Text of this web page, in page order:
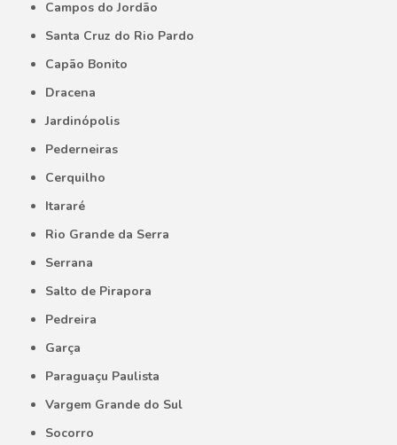
Campos do Jordão
Santa Cruz do Rio Pardo
Capão Bonito
Dracena
Jardinópolis
Pederneiras
Cerquilho
Itararé
Rio Grande da Serra
Serrana
Salto de Pirapora
Pedreira
Garça
Paraguaçu Paulista
Vargem Grande do Sul
Socorro